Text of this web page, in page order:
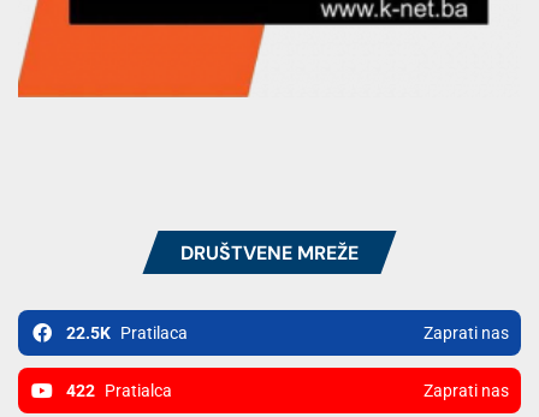
DRUŠTVENE MREŽE
22.5K Pratilaca Zaprati nas
422 Pratialca Zaprati nas